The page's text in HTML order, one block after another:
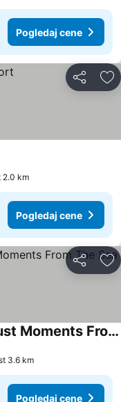
Pogledaj cene
Deli
2.0 km
Pogledaj cene
Deli
Philoxenia Home Oropos / Just Moments From The Sea
3.6 km
Pogledaj cene